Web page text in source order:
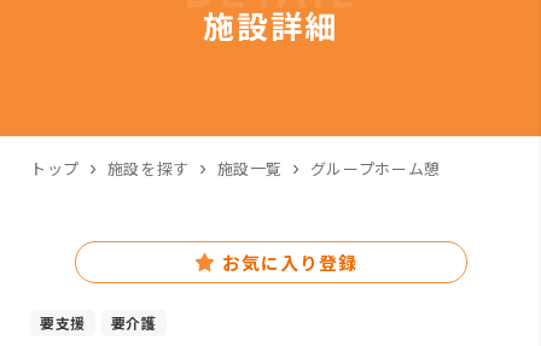
施設詳細
トップ 施設を探す 施設一覧 グループホーム憩
お気に入り登録
要支援 要介護